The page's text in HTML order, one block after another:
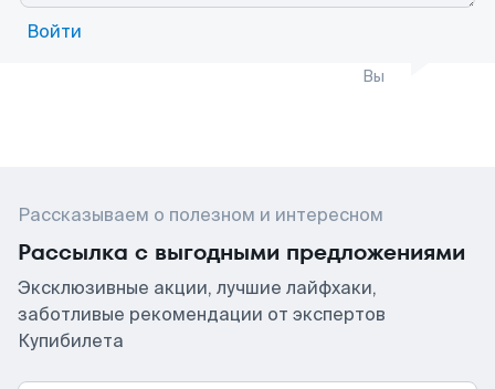
Войти
Вы
Рассказываем о полезном и интересном
Рассылка с выгодными предложениями
Эксклюзивные акции, лучшие лайфхаки,
заботливые рекомендации от экспертов
Купибилета